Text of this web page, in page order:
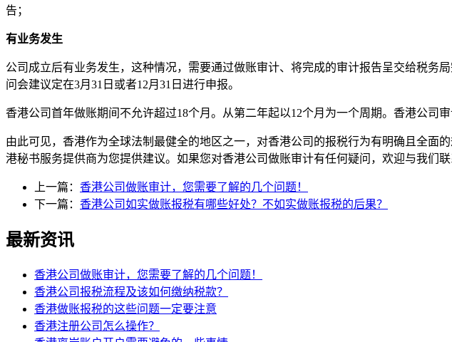
告；
有业务发生
公司成立后有业务发生，这种情况，需要通过做账审计、将完成的审计报告呈交给税务
问会建议定在3月 31 日或者12月 31 日进行申报。
香港公司首年做账期间不允许超过18个月。从第二年起以12个月为一个周期。香港公司
由此可见，香港作为全球法制最健全的地区之一，对香港公司的报税行为有明确且全
港秘书服务提供商为您提供建议。如果您对香港公司做账审计有任何疑问，欢迎与我们
上一篇： 香港公司做账审计，您需要了解的几个问题！
下一篇： 香港公司如实做账报税有哪些好处？不如实做账报税的后果？
最新资讯
香港公司做账审计，您需要了解的几个问题！
香港公司报税流程及该如何缴纳税款？
香港做账报税的这些问题一定要注意
香港注册公司怎么操作？